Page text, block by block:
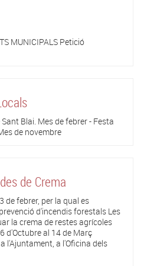
MUNICIPALS Petició
Blai. Mes de febrer - Festa
de novembre
de Crema
de febrer, per la qual es
d'incendis forestals Les
la crema de restes agrícoles
d'Octubre al 14 de Març
l'Ajuntament, a l'Oficina dels